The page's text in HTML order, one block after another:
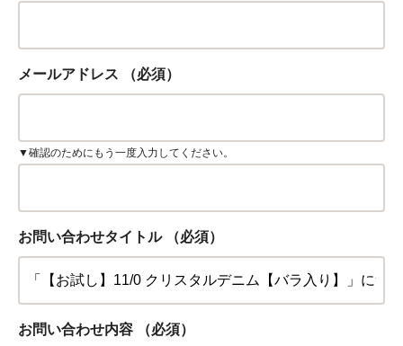
メールアドレス （必須）
▼確認のためにもう一度入力してください。
お問い合わせタイトル （必須）
お問い合わせ内容 （必須）